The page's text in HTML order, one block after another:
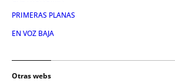
PRIMERAS PLANAS
EN VOZ BAJA
Otras webs